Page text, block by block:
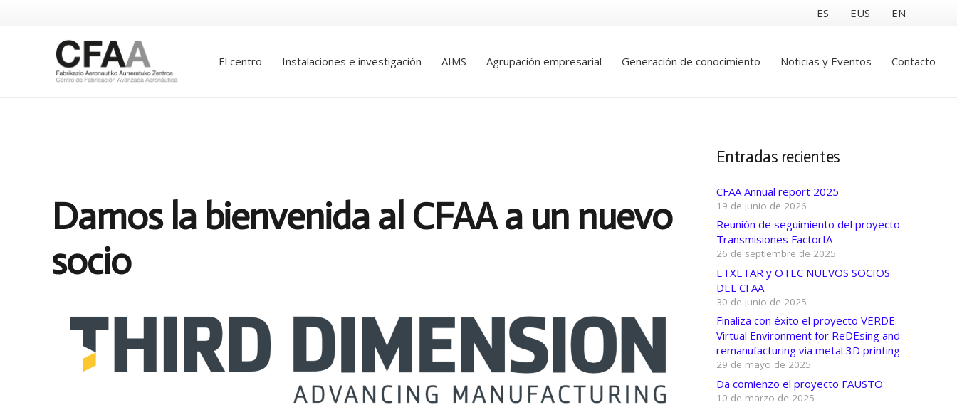
ES EUS EN
El centro Instalaciones e investigación AIMS Agrupación empresarial Generación de conocimiento Noticias y Eventos Contacto
Damos la bienvenida al CFAA a un nuevo
socio
Entradas recientes
CFAA Annual report 2025
19 de junio de 2026
Reunión de seguimiento del proyecto
Transmisiones FactorIA
26 de septiembre de 2025
ETXETAR y OTEC NUEVOS SOCIOS
DEL CFAA
30 de junio de 2025
Finaliza con éxito el proyecto VERDE:
Virtual Environment for ReDEsing and
remanufacturing via metal 3D printing
29 de mayo de 2025
Da comienzo el proyecto FAUSTO
10 de marzo de 2025